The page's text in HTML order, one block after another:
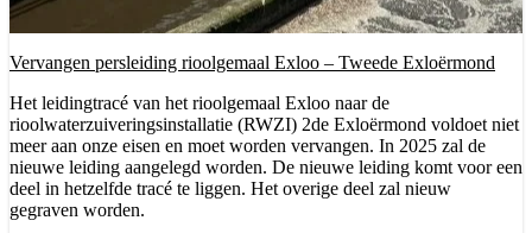
Vervangen persleiding rioolgemaal Exloo – Tweede Exloërmond
Het leidingtracé van het rioolgemaal Exloo naar de
rioolwaterzuiveringsinstallatie (RWZI) 2de Exloërmond voldoet niet
meer aan onze eisen en moet worden vervangen. In 2025 zal de
nieuwe leiding aangelegd worden. De nieuwe leiding komt voor een
deel in hetzelfde tracé te liggen. Het overige deel zal nieuw
gegraven worden.